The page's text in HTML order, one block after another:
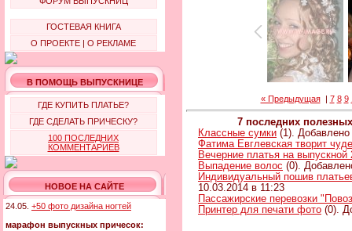
ГОСТЕВАЯ КНИГА
О ПРОЕКТЕ | О РЕКЛАМЕ
В ПОМОЩЬ ВЫПУСКНИЦЕ
ГДЕ КУПИТЬ ПЛАТЬЕ?
ГДЕ СДЕЛАТЬ ПРИЧЕСКУ?
100 ПОСЛЕДНИХ
КОММЕНТАРИЕВ
НОВОЕ НА САЙТЕ
24.05. +50 фото дизайна ногтей
марафон выпускных причесок:
« Предыдущая| 7 8 9
7 последних
Классные сумки (1).
Фатима Евглевская творит
Вечерние платья на выпускной
Выпадение волос (0).
Индивидуальный пошив
10.03.2014 в 11:23
Пассажирские перевозки
Принтер для печати фото (0).